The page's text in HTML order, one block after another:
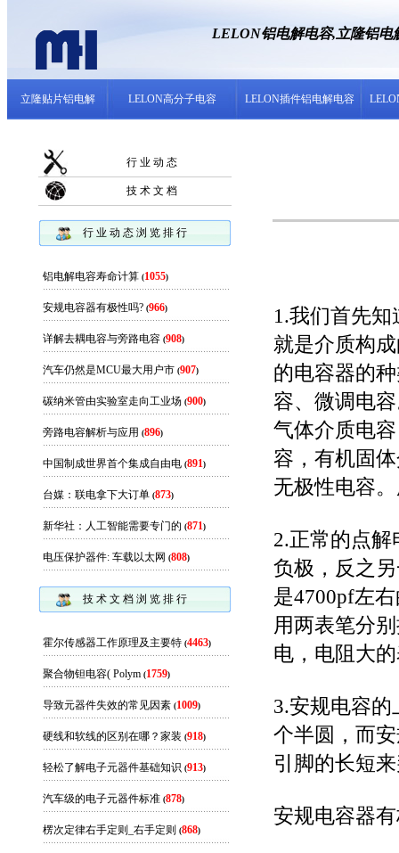
LELON铝电解电容,立隆铝电
立隆贴片铝电解 LELON高分子电容 LELON插件铝电解电容
行 业 动 态
技 术 文 档
行 业 动 态 浏 览 排 行
铝电解电容寿命计算 (1055)
安规电容器有极性吗? (966)
详解去耦电容与旁路电容 (908)
汽车仍然是MCU最大用户市 (907)
碳纳米管由实验室走向工业场 (900)
旁路电容解析与应用 (896)
中国制成世界首个集成自由电 (891)
台媒：联电拿下大订单 (873)
新华社：人工智能需要专门的 (871)
电压保护器件: 车载以太网 (808)
技 术 文 档 浏 览 排 行
霍尔传感器工作原理及主要特 (4463)
聚合物钽电容( Polym (1759)
导致元器件失效的常见因素 (1009)
硬线和软线的区别在哪？家装 (918)
轻松了解电子元器件基础知识 (913)
汽车级的电子元器件标准 (878)
楞次定律右手定则_右手定则 (868)
1.我们首先
就是介质构
的电容器的
容、微调电
气体介质电
容，有机固
无极性电容
2.正常的点
负极，反之
是4700pf左
用两表笔分
电，电阻大
3.安规电容
个半圆，而
引脚的长短
安规电容器